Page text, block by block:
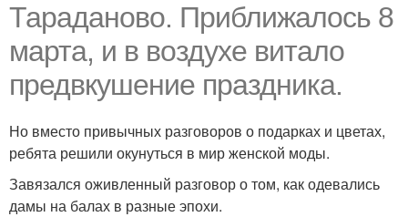
Тараданово. Приближалось 8
марта, и в воздухе витало
предвкушение праздника.
Но вместо привычных разговоров о подарках и цветах,
ребята решили окунуться в мир женской моды.
Завязался оживленный разговор о том, как одевались
дамы на балах в разные эпохи.